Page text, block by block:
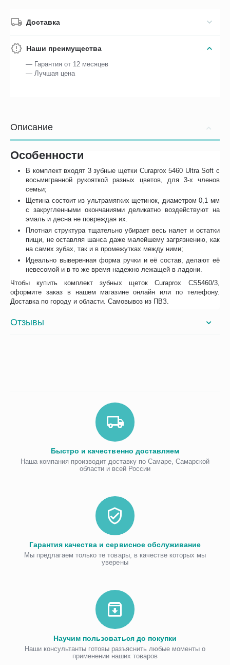
Доставка
Наши преимущества
— Гарантия от 12 месяцев
— Лучшая цена
Описание
Особенности
В комплект входят 3 зубные щетки Curaprox 5460 Ultra Soft с
восьмигранной рукояткой разных цветов, для 3-х членов
семьи;
Щетина состоит из ультрамягких щетинок, диаметром 0,1 мм
с закругленными окончаниями деликатно воздействуют на
эмаль и десна не повреждая их.
Плотная структура тщательно убирает весь налет и остатки
пищи, не оставляя шанса даже малейшему загрязнению, как
на самих зубах, так и в промежутках между ними;
Идеально выверенная форма ручки и её состав, делают её
невесомой и в то же время надежно лежащей в ладони.
Чтобы купить комплект зубных щеток Curaprox CS5460/3,
оформите заказ в нашем магазине онлайн или по телефону.
Доставка по городу и области. Самовывоз из ПВЗ.
Отзывы
Быстро и качественно доставляем
Наша компания производит доставку по Самаре, Самарской
области и всей России
Гарантия качества и сервисное обслуживание
Мы предлагаем только те товары, в качестве которых мы
уверены
Научим пользоваться до покупки
Наши консультанты готовы разъяснить любые моменты о
применении наших товаров